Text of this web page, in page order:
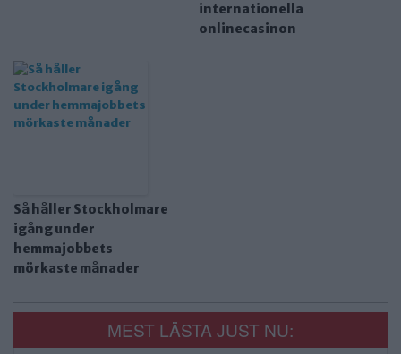
internationella
onlinecasinon
Så håller Stockholmare
igång under
hemmajobbets
mörkaste månader
MEST LÄSTA JUST NU: